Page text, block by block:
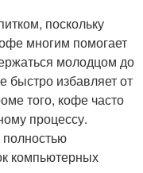
поскольку
многим помогает
молодцом до
быстро избавляет от
того, кофе часто
процессу.
компьютерных